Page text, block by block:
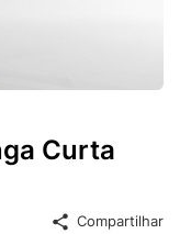
Curta
Compartilhar